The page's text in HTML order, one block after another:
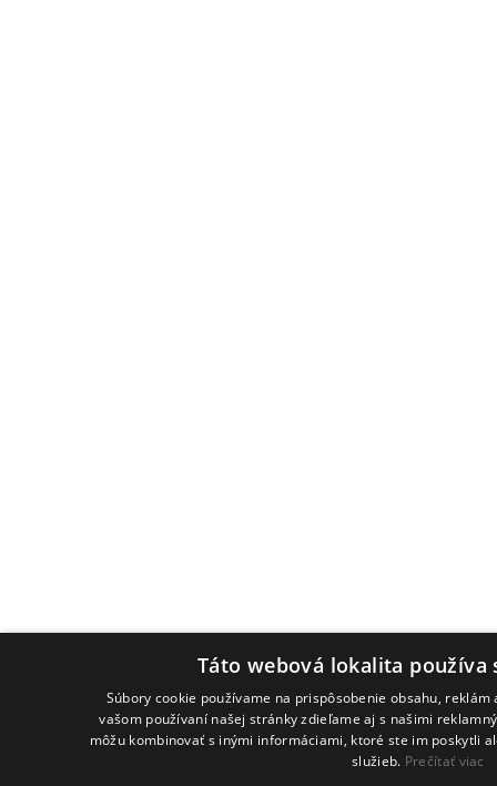
Táto webová lokalita používa
Súbory cookie používame na prispôsobenie obsahu,
vašom používaní našej stránky zdieľame aj s našimi
môžu kombinovať s inými informáciami, ktoré ste im poskytli
služieb. Prečítať viac